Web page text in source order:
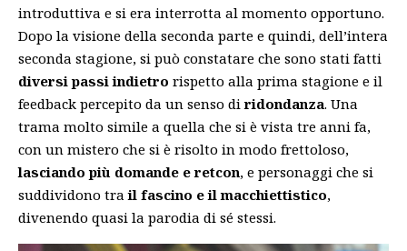
introduttiva e si era interrotta al momento opportuno.
Dopo la visione della seconda parte e quindi, dell’intera
seconda stagione, si può constatare che sono stati fatti
diversi passi indietro rispetto alla prima stagione e il
feedback percepito da un senso diridondanza. Una
trama molto simile a quella che si è vista tre anni fa,
con un mistero che si è risolto in modo frettoloso,
lasciando più domande e retcon, e personaggi che si
suddividono trail fascino e il macchiettistico,
divenendo quasi la parodia di sé stessi.